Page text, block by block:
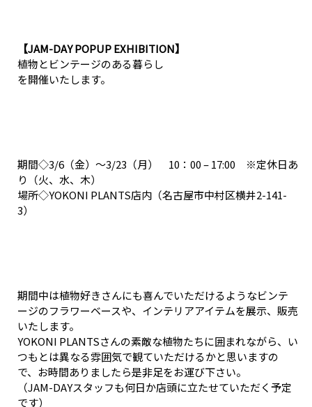
【JAM-DAY POPUP EXHIBITION】
植物とビンテージのある暮らし
を開催いたします。
期間◇3/6（金）～3/23（月） 10：00 – 17:00 ※定休日あ
り（火、水、木）
場所◇YOKONI PLANTS店内（名古屋市中村区横井2-141-
3）
期間中は植物好きさんにも喜んでいただけるようなビンテ
ージのフラワーベースや、インテリアアイテムを展示、販売
いたします。
YOKONI PLANTSさんの素敵な植物たちに囲まれながら、い
つもとは異なる雰囲気で観ていただけるかと思いますの
で、お時間ありましたら是非足をお運び下さい。
（JAM-DAYスタッフも何日か店頭に立たせていただく予定
です）